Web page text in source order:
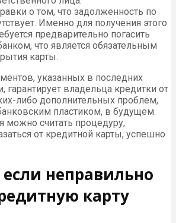
о том, что задолженность по
Именно для получения этого
предварительно погасить
что является обязательным
карты.
указанных в последних
гарантирует владельца кредитки от
либо дополнительных проблем,
пластиком, в будущем.
можно считать процедуру,
от кредитной карты, успешно
если неправильно
карту